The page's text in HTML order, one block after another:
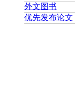
外文图书
优先发布论文